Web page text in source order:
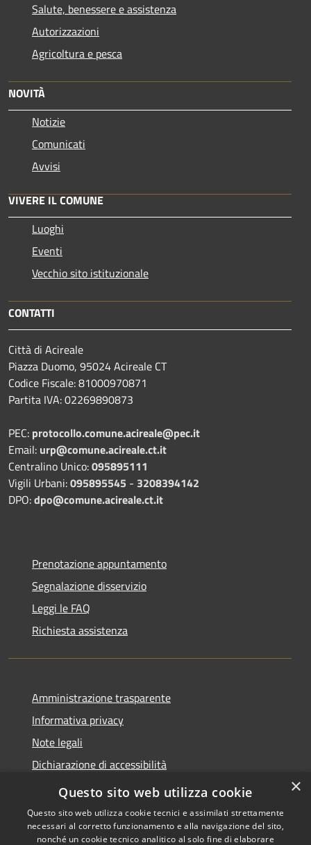
Salute, benessere e assistenza
Autorizzazioni
Agricoltura e pesca
NOVITÀ
Notizie
Comunicati
Avvisi
VIVERE IL COMUNE
Luoghi
Eventi
Vecchio sito istituzionale
CONTATTI
Città di Acireale
Piazza Duomo, 95024 Acireale CT
Codice Fiscale: 81000970871
Partita IVA: 02269890873
PEC: protocollo.comune.acireale@pec.it
Email: urp@comune.acireale.ct.it
Centralino Unico:095895111
Vigili Urbani:095895545 - 3208394142
DPO:dpo@comune.acireale.ct.it
Prenotazione appuntamento
Segnalazione disservizio
Leggi le FAQ
Richiesta assistenza
Amministrazione trasparente
Informativa privacy
Note legali
Dichiarazione di accessibilità
Obiettivi di accessibilità
×
Questo sito web utilizza cookie
Questo sito web utilizza cookie tecnici e assimilati strettamente
necessari al corretto funzionamento e alla navigazione del sito,
nonché un cookie tecnico analitico al solo fine di elaborare